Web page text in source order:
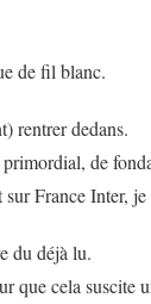
de fil blanc.
rentrer dedans.
de
France Inter, je
du déjà lu.
que cela suscite